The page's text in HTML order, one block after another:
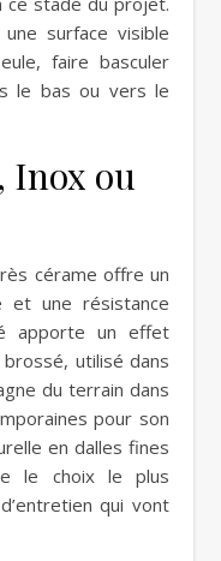
surface visible
faire basculer
le bas ou vers le
Inox ou
cérame offre un
et une résistance
apporte un effet
utilisé dans
du terrain dans
pour son
en dalles fines
le choix le plus
qui vont